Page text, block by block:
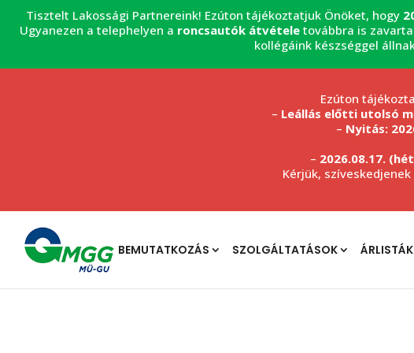
Tisztelt Lakossági Partnereink! Ezúton tájékoztatjuk Önöket, hogy
Ugyanezen a telephelyen a roncsautók átvétele továbbra is
kollégáink készséggel
Ezúton
– Leállás előtti utolsó
– Nyitás:
– 2026.08.17.
Kérjük,
BEMUTATKOZÁS SZOLGÁLTATÁSOK ÁRLISTÁK